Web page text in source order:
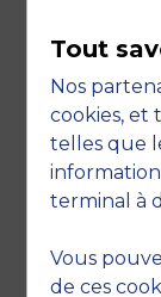
nombreux
valeurs
« MBS est
français
a le plus
du BSIS.«
diversité des
Tout
Nos
cookies, et
telles que
terminal à
Vous
de ces